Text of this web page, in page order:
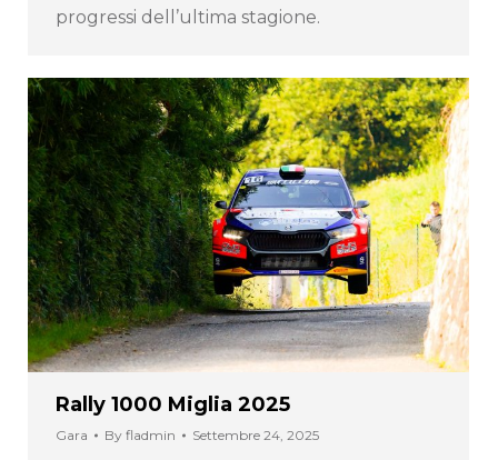
progressi dell’ultima stagione.
Rally 1000 Miglia 2025
Gara By fladmin Settembre 24, 2025